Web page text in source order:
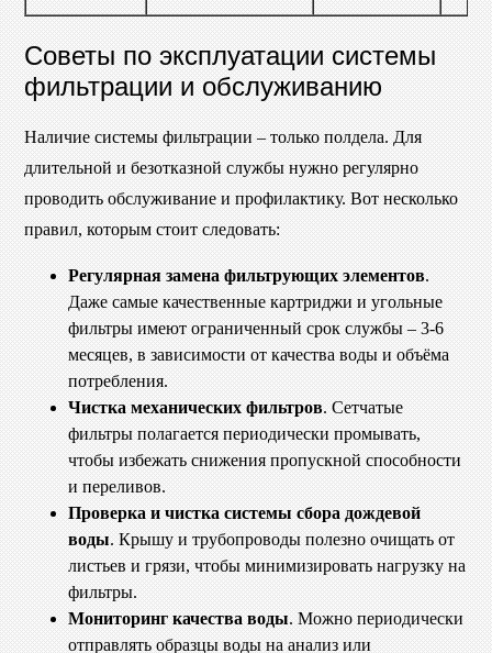
Советы по эксплуатации системы
фильтрации и обслуживанию
Наличие системы фильтрации – только полдела. Для
длительной и безотказной службы нужно регулярно
проводить обслуживание и профилактику. Вот несколько
правил, которым стоит следовать:
Регулярная замена фильтрующих элементов.
Даже самые качественные картриджи и угольные
фильтры имеют ограниченный срок службы – 3-6
месяцев, в зависимости от качества воды и объёма
потребления.
Чистка механических фильтров. Сетчатые
фильтры полагается периодически промывать,
чтобы избежать снижения пропускной способности
и переливов.
Проверка и чистка системы сбора дождевой
воды. Крышу и трубопроводы полезно очищать от
листьев и грязи, чтобы минимизировать нагрузку на
фильтры.
Мониторинг качества воды. Можно периодически
отправлять образцы воды на анализ или